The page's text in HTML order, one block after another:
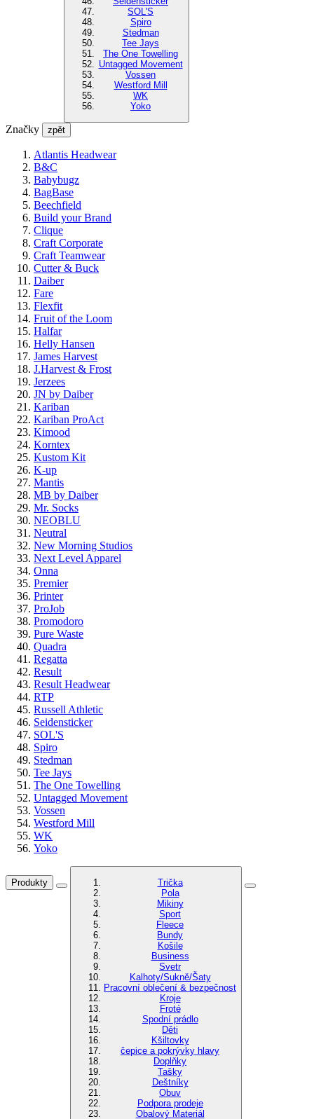
SOL'S
Spiro
Stedman
Tee Jays
The One Towelling
Untagged Movement
Vossen
Westford Mill
WK
Yoko
Značky zpět
Atlantis Headwear
B&C
Babybugz
BagBase
Beechfield
Build your Brand
Clique
Craft Corporate
Craft Teamwear
Cutter & Buck
Daiber
Fare
Flexfit
Fruit of the Loom
Halfar
Helly Hansen
James Harvest
J.Harvest & Frost
Jerzees
JN by Daiber
Kariban
Kariban ProAct
Kimood
Korntex
Kustom Kit
K-up
Mantis
MB by Daiber
Mr. Socks
NEOBLU
Neutral
New Morning Studios
Next Level Apparel
Onna
Premier
Printer
ProJob
Promodoro
Pure Waste
Quadra
Regatta
Result
Result Headwear
RTP
Russell Athletic
Seidensticker
SOL'S
Spiro
Stedman
Tee Jays
The One Towelling
Untagged Movement
Vossen
Westford Mill
WK
Yoko
Produkty
Trička
Pola
Mikiny
Sport
Fleece
Bundy
Košile
Business
Svetr
Kalhoty/Sukně/Šaty
Pracovní oblečení & bezpečnost
Kroje
Froté
Spodní prádlo
Děti
Kšiltovky
čepice a pokrývky hlavy
Doplňky
Tašky
Deštníky
Obuv
Podpora prodeje
Obalový Materiál